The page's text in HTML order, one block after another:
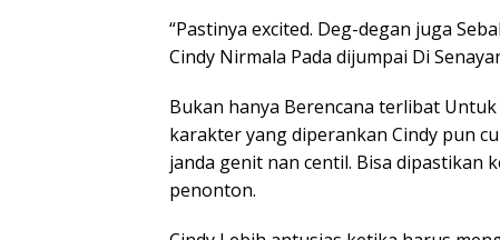
“Pastinya excited. Deg-degan juga
Cindy Nirmala Pada dijumpai Di
Bukan hanya Berencana terlibat
karakter yang diperankan Cindy pun
janda genit nan centil. Bisa dipastikan
penonton.